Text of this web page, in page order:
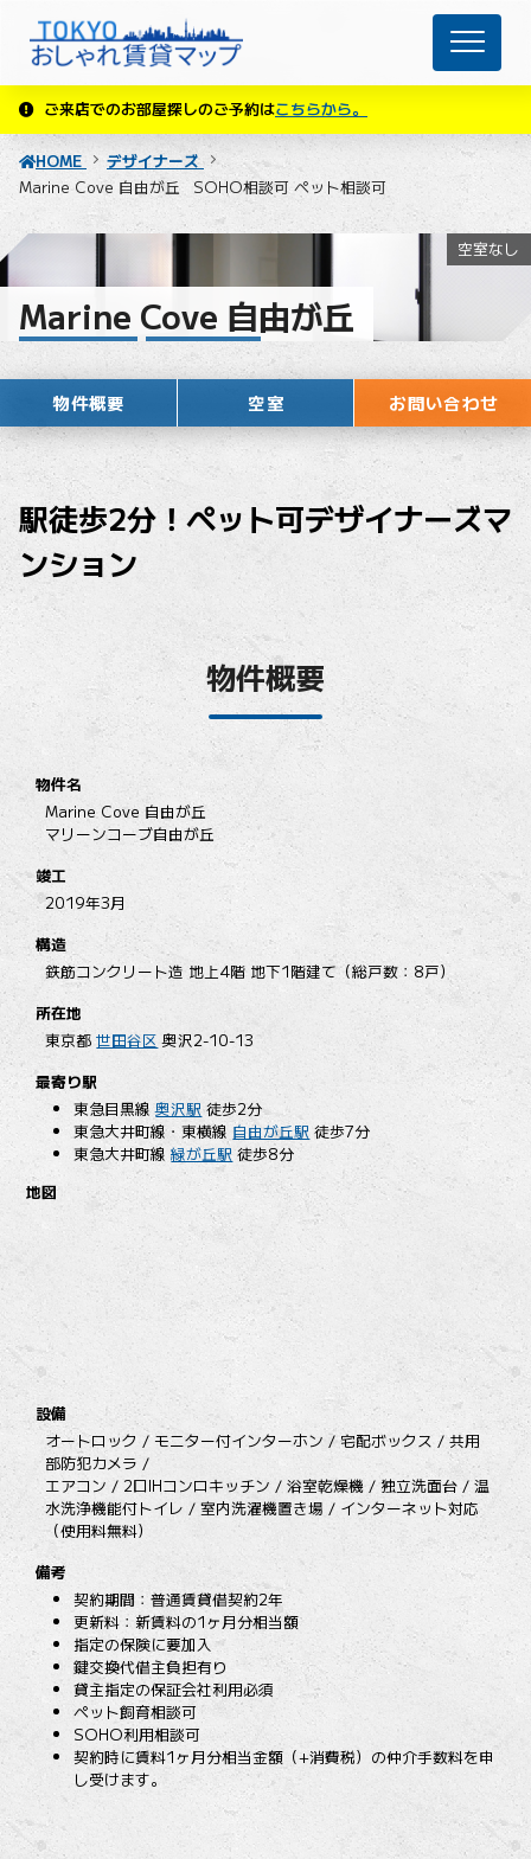
ご来店でのお部屋探しのご予約はこちらから。
HOME
デザイナーズ
Marine Cove 自由が丘
SOHO相談可 ペット相談可
Marine Cove 自由が丘
SOHO相談可 ペット相談可
空室なし
物件概要 空室 お問い合わせ
駅徒歩2分！ペット可デザイナーズマ
ンション
物件概要
物件名
Marine Cove 自由が丘
マリーンコーブ自由が丘
竣工
2019年3月
構造
鉄筋コンクリート造 地上4階 地下1階建て（総戸数：8戸）
所在地
東京都世田谷区 奥沢2-10-13
最寄り駅
東急目黒線奥沢駅 徒歩2分
東急大井町線・東横線 自由が丘駅 徒歩7分
東急大井町線緑が丘駅 徒歩8分
地図
設備
オートロック / モニター付インターホン / 宅配ボックス / 共用
部防犯カメラ /
エアコン / 2口IHコンロキッチン / 浴室乾燥機 / 独立洗面台 / 温
水洗浄機能付トイレ / 室内洗濯機置き場 / インターネット対応
（使用料無料）
備考
契約期間：普通賃貸借契約2年
更新料：新賃料の1ヶ月分相当額
指定の保険に要加入
鍵交換代借主負担有り
貸主指定の保証会社利用必須
ペット飼育相談可
SOHO利用相談可
契約時に賃料1ヶ月分相当金額（+消費税）の仲介手数料を申
し受けます。